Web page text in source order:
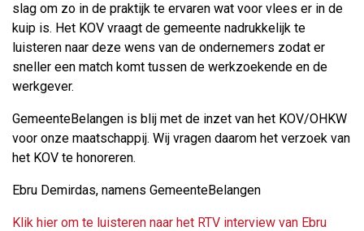
slag om zo in de praktijk te ervaren wat voor vlees er in de
kuip is. Het KOV vraagt de gemeente nadrukkelijk te
luisteren naar deze wens van de ondernemers zodat er
sneller een match komt tussen de werkzoekende en de
werkgever.
GemeenteBelangen is blij met de inzet van het KOV/OHKW
voor onze maatschappij. Wij vragen daarom het verzoek van
het KOV te honoreren.
Ebru Demirdas, namens GemeenteBelangen
Klik hier om te luisteren naar het RTV interview van Ebru